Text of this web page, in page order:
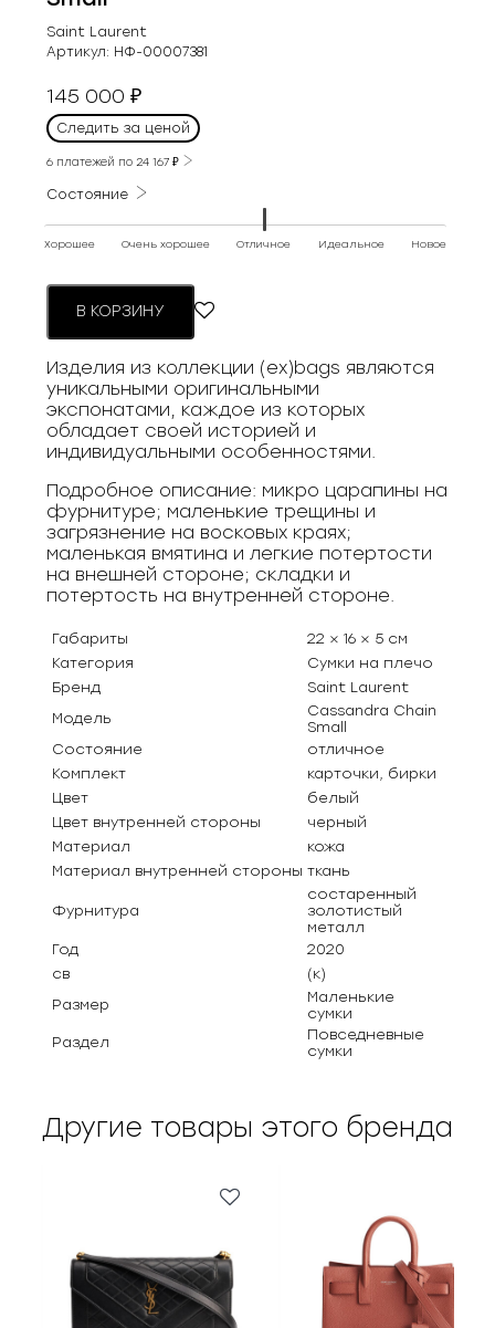
Saint Laurent
Артикул: НФ-00007381
145 000₽
Следить за ценой
6 платежей по24 167₽
Состояние
Хорошее Очень хорошее Отличное Идеальное Новое
В КОРЗИНУ
Изделия из коллекции (ex)bags являются
уникальными оригинальными
экспонатами, каждое из которых
обладает своей историей и
индивидуальными особенностями.
Подробное описание: микро царапины на
фурнитуре; маленькие трещины и
загрязнение на восковых краях;
маленькая вмятина и легкие потертости
на внешней стороне; складки и
потертость на внутренней стороне.
Габариты
22 × 16 × 5 см
Категория
Сумки на плечо
Бренд
Saint Laurent
Модель
Cassandra Chain
Small
Состояние
отличное
Комплект
карточки, бирки
Цвет
белый
Цвет внутренней стороны
черный
Материал
кожа
Материал внутренней стороны ткань
Фурнитура
состаренный
золотистый
металл
Год
2020
св
(к)
Размер
Маленькие
сумки
Раздел
Повседневные
сумки
Другие товары этого бренда